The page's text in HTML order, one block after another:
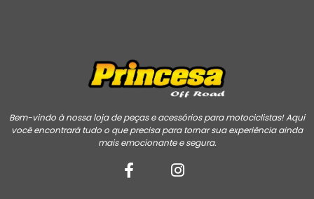
Bem-vindo à nossa loja de peças e acessórios para motociclistas! Aqui
você encontrará tudo o que precisa para tornar sua experiência ainda
mais emocionante e segura.